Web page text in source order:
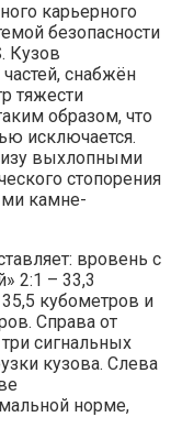
карьерного
безопасности
Кузов
снабжён
тяжести
образом, что
исключается.
выхлопными
стопорения
камне-
вровень с
2:1 – 33,3
кубометров и
Справа от
сигнальных
кузова. Слева
норме,